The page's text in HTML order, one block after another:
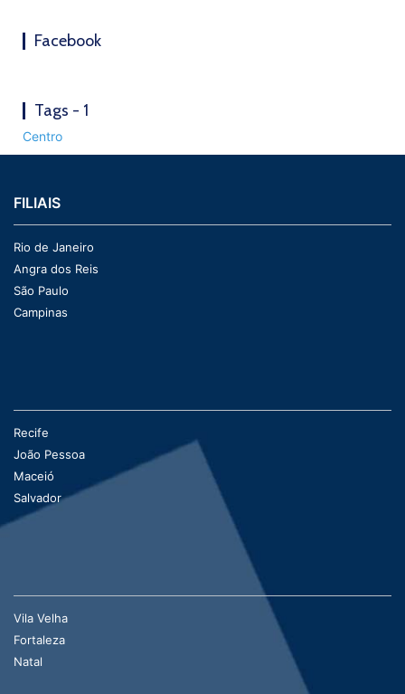
Facebook
Tags - 1
Centro
FILIAIS
Rio de Janeiro
Angra dos Reis
São Paulo
Campinas
Recife
João Pessoa
Maceió
Salvador
Vila Velha
Fortaleza
Natal